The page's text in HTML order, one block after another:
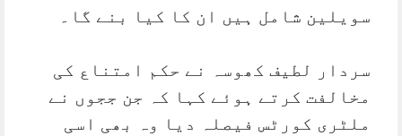
سویلین شامل ہیں ان کا کیا بنے گا۔
سردار لطیف کھوسہ نے حکم امتناع کی
مخالفت کرتے ہوئے کہا کہ جن ججوں نے
ملٹری کورٹس فیصلہ دیا وہ بھی اسی